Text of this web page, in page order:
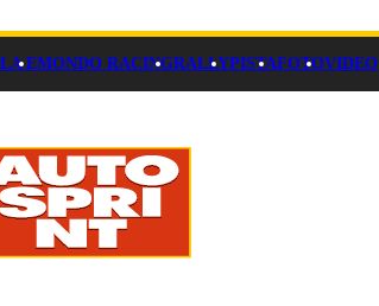
EMONDO RACINGRALLYPISTAFOTOVIDEO